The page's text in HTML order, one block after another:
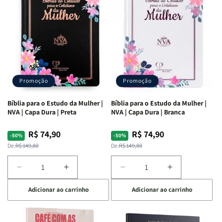
Ribeiro
Ribeiro
Promoção
Bíblia para o Estudo da Mulher |
NVA | Capa Dura | Preta
-50%
Preço
normal
De:R$ 149,80
Preço
promocional
R$ 74,90
Diminuir
a
quantidade
de
Bíblia
Aumentar
a
quantidade
de
Bíblia
Adicionar ao carrinho
Promoção
Bíblia para o Estudo da Mulher |
NVA | Capa Dura | Branca
-50%
Preço
normal
De:R$ 149,80
Preço
promocional
R$ 74,90
Diminuir
a
quantidade
de
Bíblia
Aumentar
a
quantidade
de
Bíblia
Adicionar ao carrinho